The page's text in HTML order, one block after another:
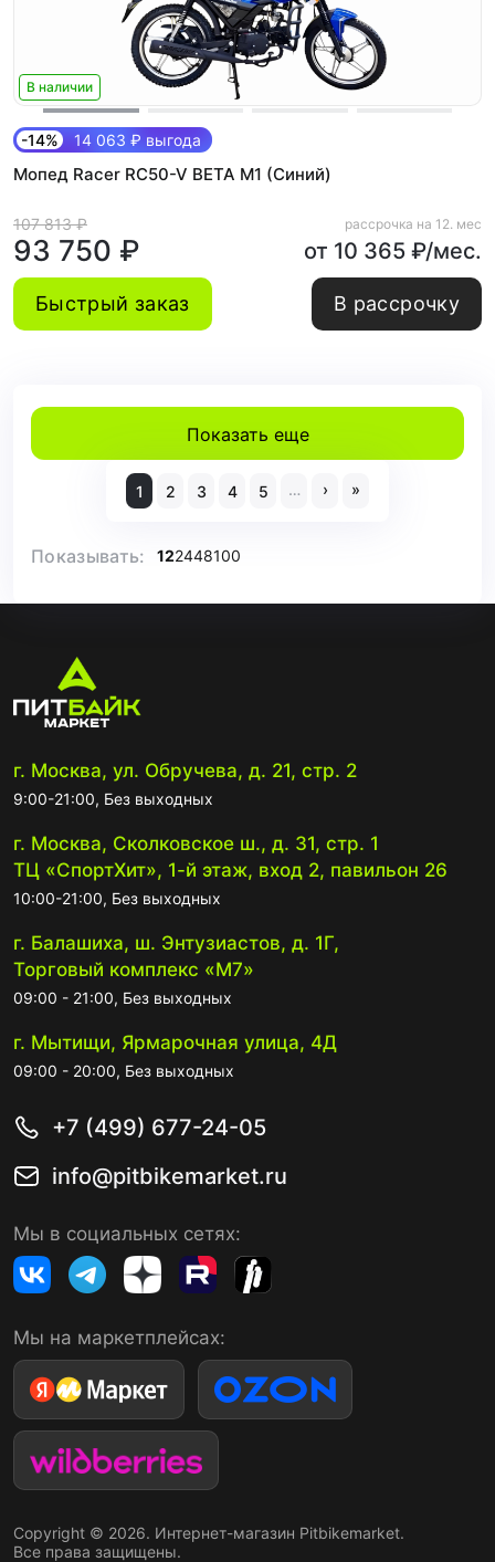
В наличии
-14% 14 063 ₽ выгода
Мопед Racer RC50-V BETA M1 (Синий)
107 813 ₽
93 750 ₽
рассрочка на 12. мес
от 10 365 ₽/мес.
Быстрый заказ В рассрочку
Показать еще
1 2 3 4 5 … › »
Показывать: 122448100
г. Москва, ул. Обручева, д. 21, стр. 2
9:00-21:00, Без выходных
г. Москва, Сколковское ш., д. 31, стр. 1
ТЦ «СпортХит», 1-й этаж, вход 2, павильон 26
10:00-21:00, Без выходных
г. Балашиха, ш. Энтузиастов, д. 1Г,
Торговый комплекс «М7»
09:00 - 21:00, Без выходных
г. Мытищи, Ярмарочная улица, 4Д
09:00 - 20:00, Без выходных
+7 (499) 677-24-05
info@pitbikemarket.ru
Мы в социальных сетях:
Мы на маркетплейсах:
Copyright © 2026. Интернет-магазин Pitbikemarket.
Все права защищены.